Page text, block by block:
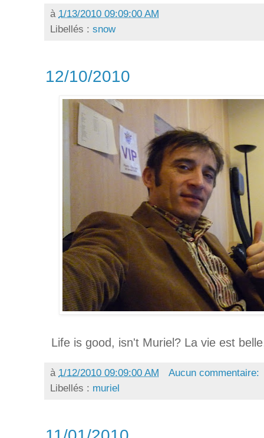
à 1/13/2010 09:09:00 AM
Libellés : snow
12/10/2010
Life is good, isn't Muriel? La vie est
à 1/12/2010 09:09:00 AM
Aucun commentaire:
Libellés : muriel